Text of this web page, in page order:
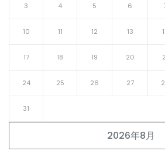
2026年8月
3 4 5 6
10 11 12 13
17 18 19 20
24 25 26 27
31